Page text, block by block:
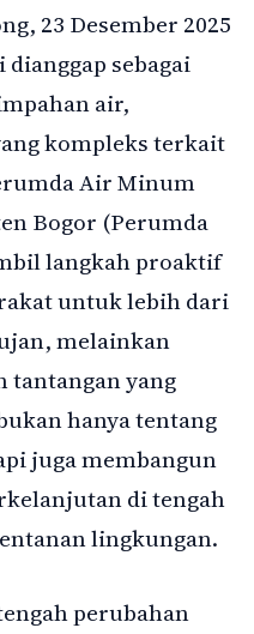
23 Desember 2025
sebagai
air,
kompleks terkait
Air Minum
Bogor (Perumda
langkah proaktif
untuk lebih dari
melainkan
tantangan yang
hanya tentang
juga membangun
di tengah
lingkungan.
perubahan